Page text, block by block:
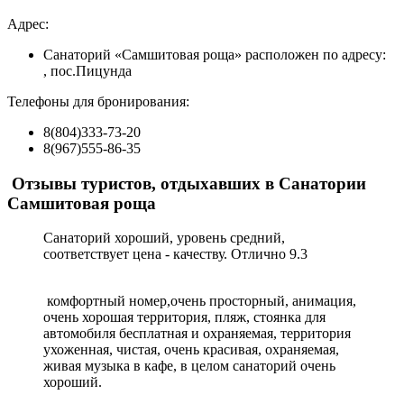
Адрес:
Санаторий «Самшитовая роща» расположен по адресу:
, пос.Пицунда
Телефоны для бронирования:
8(804)333-73-20
8(967)555-86-35
Отзывы туристов, отдыхавших в Санатории
Самшитовая роща
Санаторий хороший, уровень средний,
соответствует цена - качеству. Отлично 9.3
комфортный номер,очень просторный, анимация,
очень хорошая территория, пляж, стоянка для
автомобиля бесплатная и охраняемая, территория
ухоженная, чистая, очень красивая, охраняемая,
живая музыка в кафе, в целом санаторий очень
хороший.